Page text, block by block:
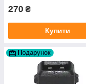
270 ₴
Купити
Подарунок